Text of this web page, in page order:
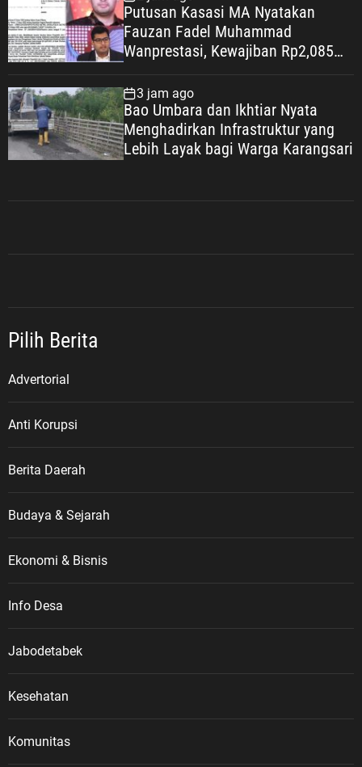
Putusan Kasasi MA Nyatakan
Fauzan Fadel Muhammad
Wanprestasi, Kewajiban Rp2,085
3 jam ago
Bao Umbara dan Ikhtiar Nyata
Menghadirkan Infrastruktur yang
Lebih Layak bagi Warga Karangsari
Pilih Berita
Advertorial
Anti Korupsi
Berita Daerah
Budaya & Sejarah
Ekonomi & Bisnis
Info Desa
Jabodetabek
Kesehatan
Komunitas